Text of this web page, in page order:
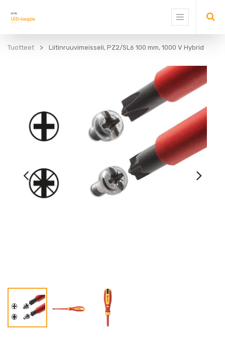
Tuotteet Liitinruuvimeisseli, PZ2/SL6 100 mm, 1000 V Hybrid